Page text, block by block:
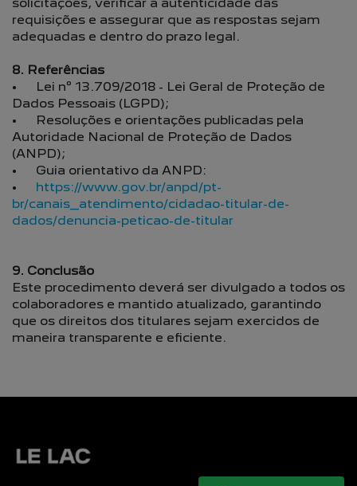
requisições e assegurar que as respostas sejam
adequadas e dentro do prazo legal.
8. Referências
• Lei nº 13.709/2018 - Lei Geral de Proteção de
Dados Pessoais (LGPD);
• Resoluções e orientações publicadas pela
Autoridade Nacional de Proteção de Dados
(ANPD);
• Guia orientativo da ANPD:
• https://www.gov.br/anpd/pt-
br/canais_atendimento/cidadao-titular-de-
dados/denuncia-peticao-de-titular
9. Conclusão
Este procedimento deverá ser divulgado a todos os
colaboradores e mantido atualizado, garantindo
que os direitos dos titulares sejam exercidos de
maneira transparente e eficiente.